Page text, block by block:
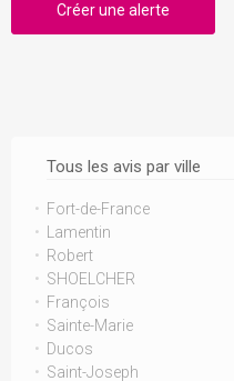
Tous les avis par ville
Fort-de-France
Lamentin
Robert
SHOELCHER
François
Sainte-Marie
Ducos
Saint-Joseph
Créer une alerte